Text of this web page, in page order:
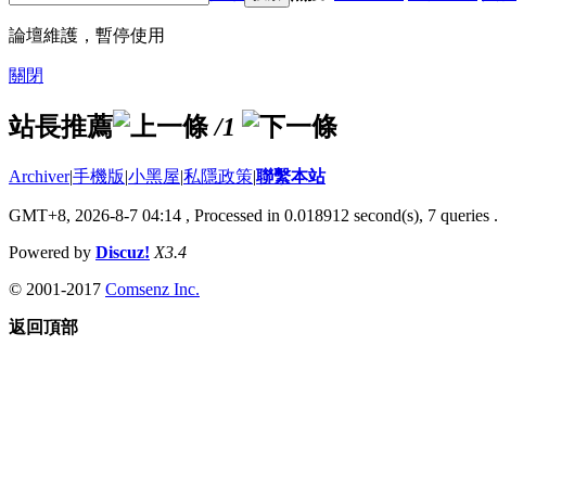
論壇維護，暫停使用
關閉
站長推薦 /1
Archiver|手機版|小黑屋|私隱政策|聯繫本站
GMT+8, 2026-8-7 04:14 , Processed in 0.018912 second(s), 7 queries .
Powered by Discuz! X3.4
© 2001-2017 Comsenz Inc.
返回頂部